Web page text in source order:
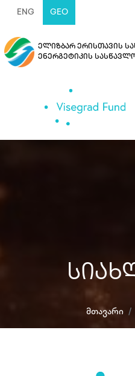
ENG GEO
ელიზბარ ერისთავის
ენერგეტიკის
Მთავარი